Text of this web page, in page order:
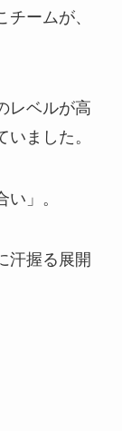
ームが、
レベルが高
ました。
」。
汗握る展開